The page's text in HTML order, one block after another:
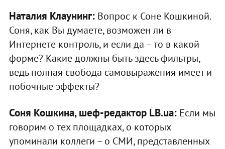
Наталия Клаунинг:Вопрос к Соне Кошкиной.
Соня, как Вы думаете, возможен ли в
Интернете контроль, и если да – то в какой
форме? Какие должны быть здесь фильтры,
ведь полная свобода самовыражения имеет и
побочные эффекты?
Соня Кошкина, шеф-редактор LB.ua:Если мы
говорим о тех площадках, о которых
упоминали коллеги – о СМИ, представленных